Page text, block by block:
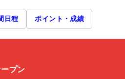
日程 ポイント・成績
プン